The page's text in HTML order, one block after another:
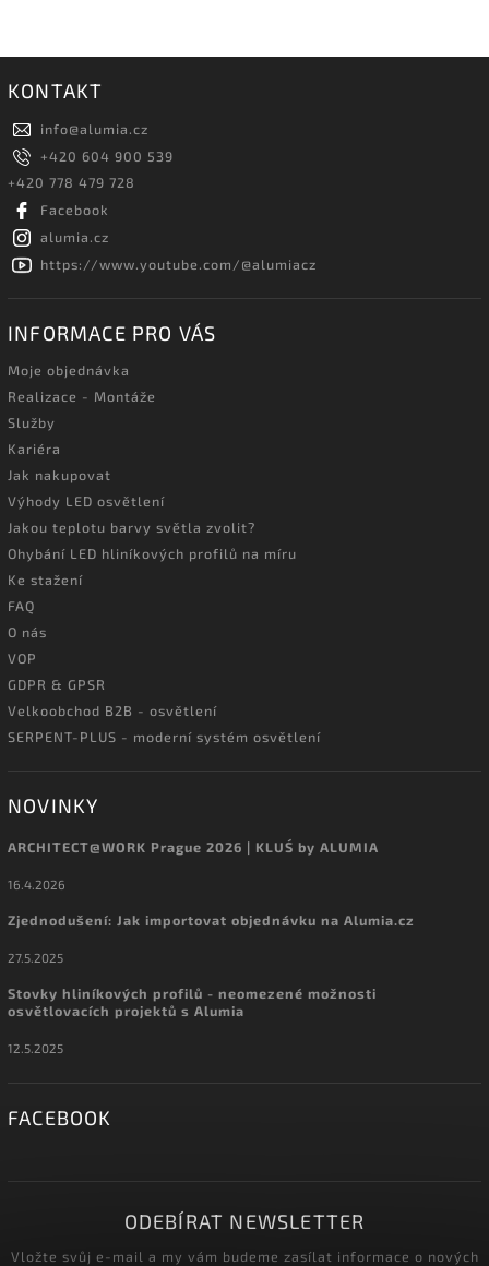
KONTAKT
info@alumia.cz
+420 604 900 539
+420 778 479 728
Facebook
alumia.cz
https://www.youtube.com/@alumiacz
INFORMACE PRO VÁS
Moje objednávka
Realizace - Montáže
Služby
Kariéra
Jak nakupovat
Výhody LED osvětlení
Jakou teplotu barvy světla zvolit?
Ohybání LED hliníkových profilů na míru
Ke stažení
FAQ
O nás
VOP
GDPR & GPSR
Velkoobchod B2B - osvětlení
SERPENT-PLUS - moderní systém osvětlení
NOVINKY
ARCHITECT@WORK Prague 2026 | KLUŚ by ALUMIA
16.4.2026
Zjednodušení: Jak importovat objednávku na Alumia.cz
27.5.2025
Stovky hliníkových profilů - neomezené možnosti
osvětlovacích projektů s Alumia
12.5.2025
FACEBOOK
ODEBÍRAT NEWSLETTER
Vložte svůj e-mail a my vám budeme zasílat informace o nových